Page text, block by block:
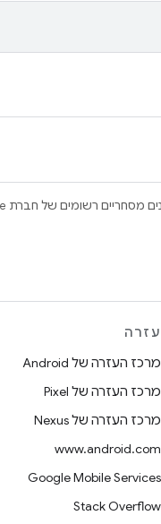
עזרה
מרכז העזרה של Android
מרכז העזרה של Pixel
מרכז העזרה של Nexus
www.android.com
Google Mobile Services
Stack Overflow